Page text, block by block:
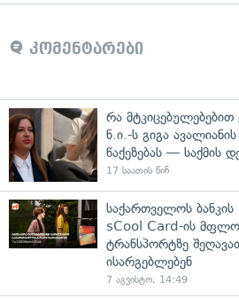
კომენტარები
რა
ნ.ი.-ს გიგა
წაქეზებას — საქმის
17 საათის წინ
საქართველოს
sCool Card-ის
ტრანსპორტზე
ისარგებლებენ
7 აგვისტო, 14:49